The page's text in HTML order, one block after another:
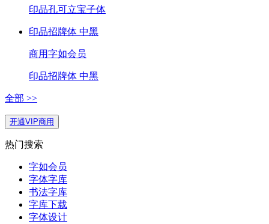
印品孔可立宝子体
印品招牌体 中黑
商用字如会员
印品招牌体 中黑
全部 >>
开通VIP商用
热门搜索
字如会员
字体字库
书法字库
字库下载
字体设计